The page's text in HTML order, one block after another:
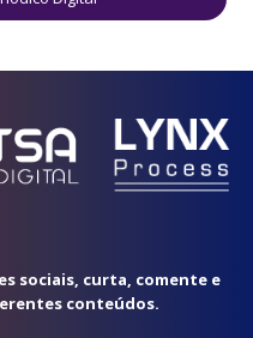
sociais, curta, comente e
conteúdos.